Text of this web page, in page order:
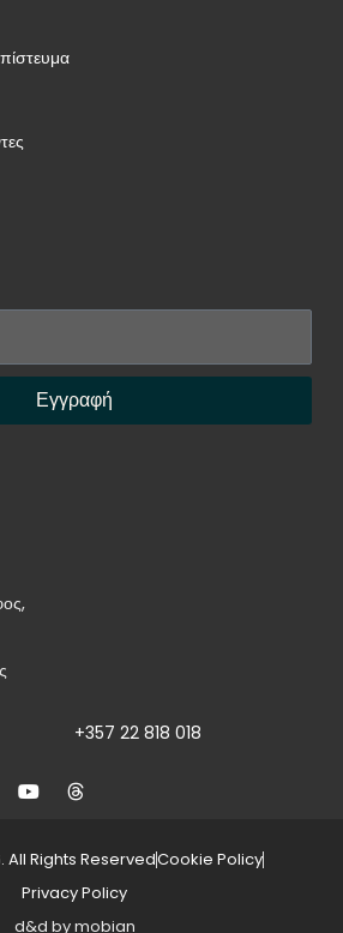
Εγγραφή
+357 22 818 018
All Rights ReservedCookie Policy
Privacy Policy
d&d by mobian